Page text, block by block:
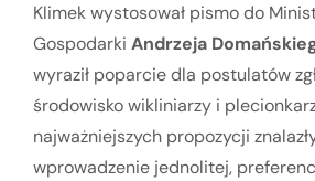
Klimek wystosował pismo do
Gospodarki Andrzeja
wyraził poparcie dla postulatów
środowisko wikliniarzy i
najważniejszych propozycji
wprowadzenie jednolitej,